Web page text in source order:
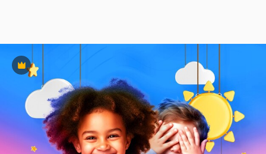
Premium